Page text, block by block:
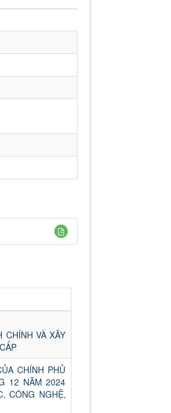
CHÍNH VÀ XÂY
CHÍNH PHỦ
12 NĂM 2024
CÔNG NGHỆ,